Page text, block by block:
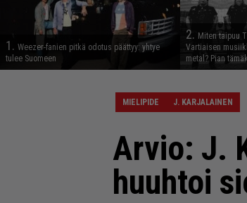
1. Weezer-fanien pitkä odotus päättyy: yhtye
tulee Suomeen
2. Miten taipuu
Vartiaisen
metal? Pian
MIELIPIDE J. KARJALAINEN
Arvio: J.
huuhtoi